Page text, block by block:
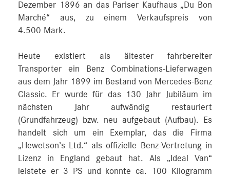
Dezember 1896 an das Pariser Kaufhaus „Du Bon
Marché“ aus, zu einem Verkaufspreis von
4.500 Mark.
Heute existiert als ältester fahrbereiter
Transporter ein Benz Combinations-Lieferwagen
aus dem Jahr 1899 im Bestand von Mercedes-Benz
Classic. Er wurde für das 130 Jahr Jubiläum im
nächsten Jahr aufwändig restauriert
(Grundfahrzeug) bzw. neu aufgebaut (Aufbau). Es
handelt sich um ein Exemplar, das die Firma
„Hewetson’s Ltd.“ als offizielle Benz-Vertretung in
Lizenz in England gebaut hat. Als „Ideal Van“
leistete er 3 PS und konnte ca. 100 Kilogramm